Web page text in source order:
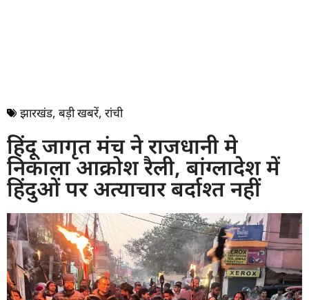
झारखंड, बड़ी खबरें, रांची
हिंदू जागृत मंच ने राजधानी मे
निकाला आक्रोश रैली, बांग्लादेश में
हिंदुओं पर अत्याचार बर्दाश्त नहीं